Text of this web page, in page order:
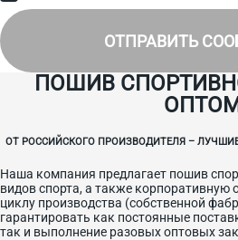
ОТПРАВИТЬ
ПОШИВ
ОПТОМ
ОТ РОССИЙСКОГО ПРОИЗВОДИТЕЛЯ –
Наша компания предлагает пошив
видов спорта, а также корпоративную
циклу производства (собственной
гарантировать как постоянные
так и выполнение разовых оптовых